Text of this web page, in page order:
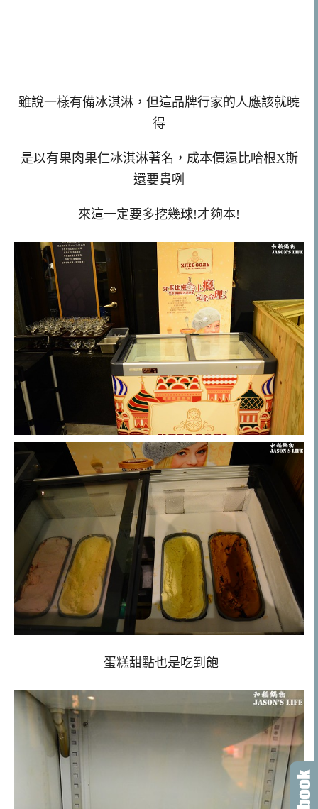
雖說一樣有備冰淇淋，但這品牌行家的人應該就曉
得
是以有果肉果仁冰淇淋著名，成本價還比哈根X斯
還要貴咧
來這一定要多挖幾球!才夠本!
蛋糕甜點也是吃到飽